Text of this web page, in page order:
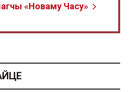
«Новаму Часу»